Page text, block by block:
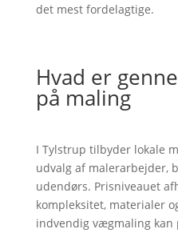
det mest fordelagtige.
Hvad er
på maling
I Tylstrup tilbyder lokale
udvalg af malerarbejder,
udendørs. Prisniveauet
kompleksitet, materialer
indvendig vægmaling kan